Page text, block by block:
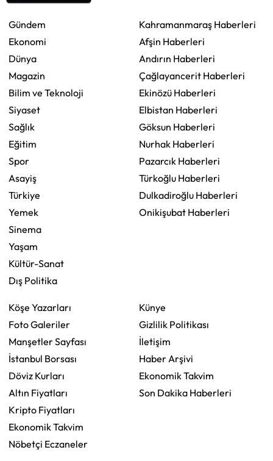
Gündem
Ekonomi
Dünya
Magazin
Bilim ve Teknoloji
Siyaset
Sağlık
Eğitim
Spor
Asayiş
Türkiye
Yemek
Sinema
Yaşam
Kültür-Sanat
Dış Politika
Kahramanmaraş Haberleri
Afşin Haberleri
Andırın Haberleri
Çağlayancerit Haberleri
Ekinözü Haberleri
Elbistan Haberleri
Göksun Haberleri
Nurhak Haberleri
Pazarcık Haberleri
Türkoğlu Haberleri
Dulkadiroğlu Haberleri
Onikişubat Haberleri
Köşe Yazarları
Foto Galeriler
Manşetler Sayfası
İstanbul Borsası
Döviz Kurları
Altın Fiyatları
Kripto Fiyatları
Ekonomik Takvim
Nöbetçi Eczaneler
Künye
Gizlilik Politikası
İletişim
Haber Arşivi
Ekonomik Takvim
Son Dakika Haberleri